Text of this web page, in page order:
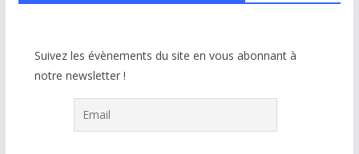
Suivez les évènements du site en vous abonnant à
notre newsletter !